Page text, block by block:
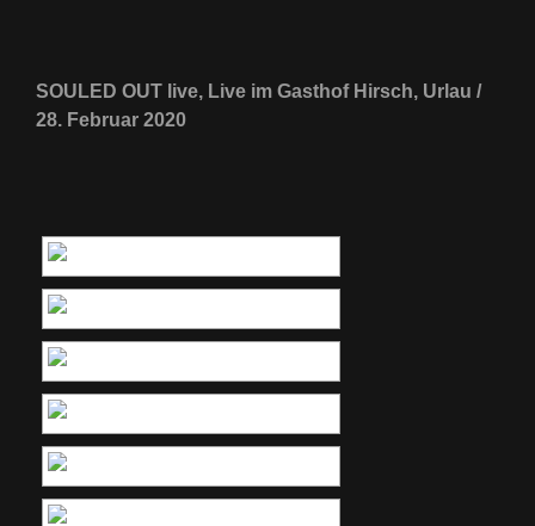
SOULED OUT live, Live im Gasthof Hirsch, Urlau /
28. Februar 2020